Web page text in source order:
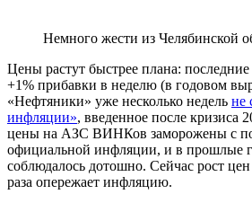
Немного жести из Челябинской
Цены растут быстрее плана:
+1% прибавки в неделю (в годовом
«Нефтяники» уже несколько недель не
инфляции», введенное после кризиса
цены на АЗС ВИНКов заморожены с
официальной инфляции, и в прошлые
соблюдалось дотошно. Сейчас рост
раза опережает инфляцию.